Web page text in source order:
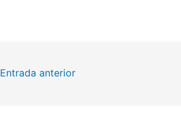
Entrada anterior